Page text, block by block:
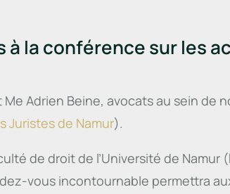
à la conférence sur les
Adrien Beine, avocats au sein de
Juristes de Namur).
de droit de l’Université de Namur
vous incontournable permettra